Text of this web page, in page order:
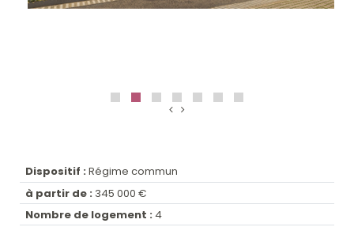
Dispositif : Régime commun
à partir de : 345 000 €
Nombre de logement : 4